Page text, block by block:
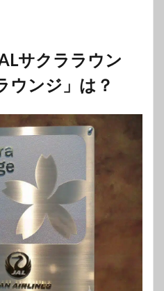
サクララウン
ウンジ」は？